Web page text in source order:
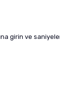
girin ve